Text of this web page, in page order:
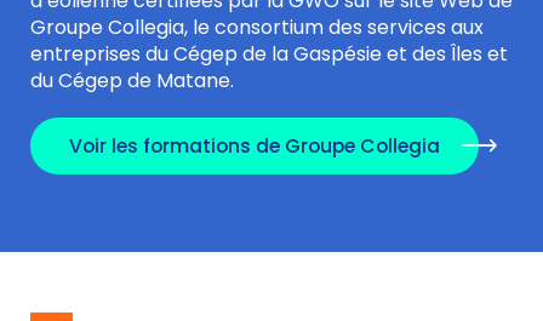
Groupe Collegia, le consortium des services aux
entreprises du Cégep de la Gaspésie et des Îles et
du Cégep de Matane.
Voir les formations de Groupe Collegia